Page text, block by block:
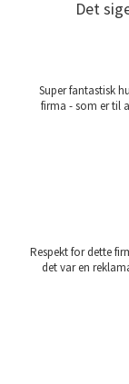
Det
Super fantastisk
firma - som er til
Respekt for dette
det var en